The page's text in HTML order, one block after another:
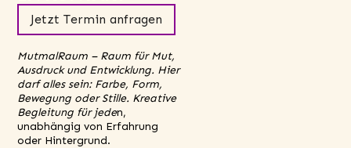
Jetzt Termin anfragen
MutmalRaum – Raum für Mut,
Ausdruck und Entwicklung. Hier
darf alles sein: Farbe, Form,
Bewegung oder Stille. Kreative
Begleitung für jeden,
unabhängig von Erfahrung
oder Hintergrund.